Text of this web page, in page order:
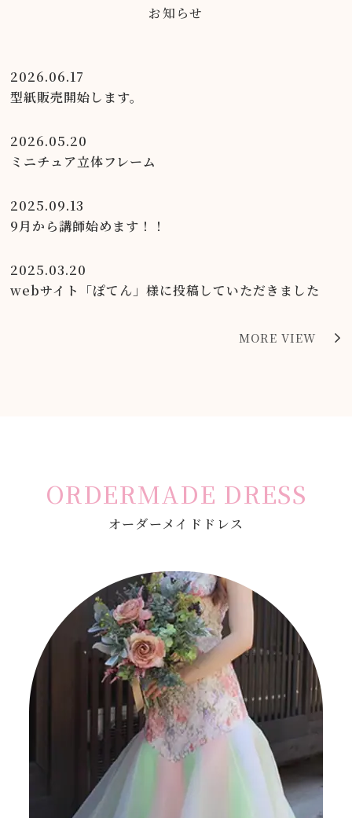
お知らせ
2026.06.17
型紙販売開始します。
2026.05.20
ミニチュア立体フレーム
2025.09.13
9月から講師始めます！！
2025.03.20
webサイト「ぽてん」様に投稿していただきました
MORE VIEW
ORDERMADE DRESS
オーダーメイドドレス